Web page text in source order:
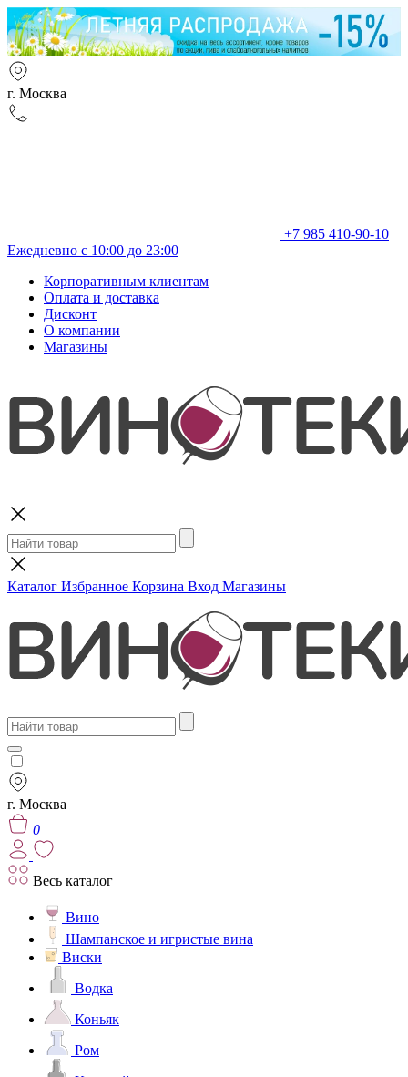
г. Москва
+7 985 410-90-10
Ежедневно с 10:00 до 23:00
Корпоративным клиентам
Оплата и доставка
Дисконт
О компании
Магазины
Каталог Избранное Корзина Вход Магазины
г. Москва
0
Весь каталог
Вино
Шампанское и игристые вина
Виски
Водка
Коньяк
Ром